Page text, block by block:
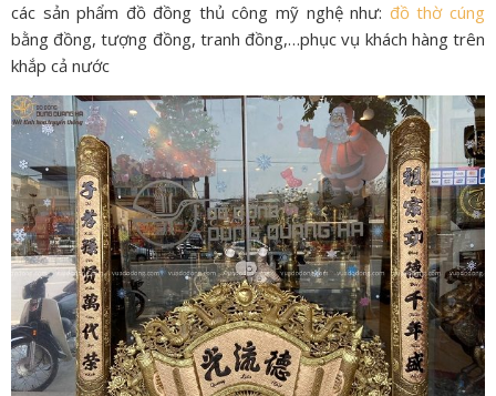
các sản phẩm đồ đồng thủ công mỹ nghệ như: đồ thờ cúng
bằng đồng, tượng đồng, tranh đồng,…phục vụ khách hàng trên
khắp cả nước